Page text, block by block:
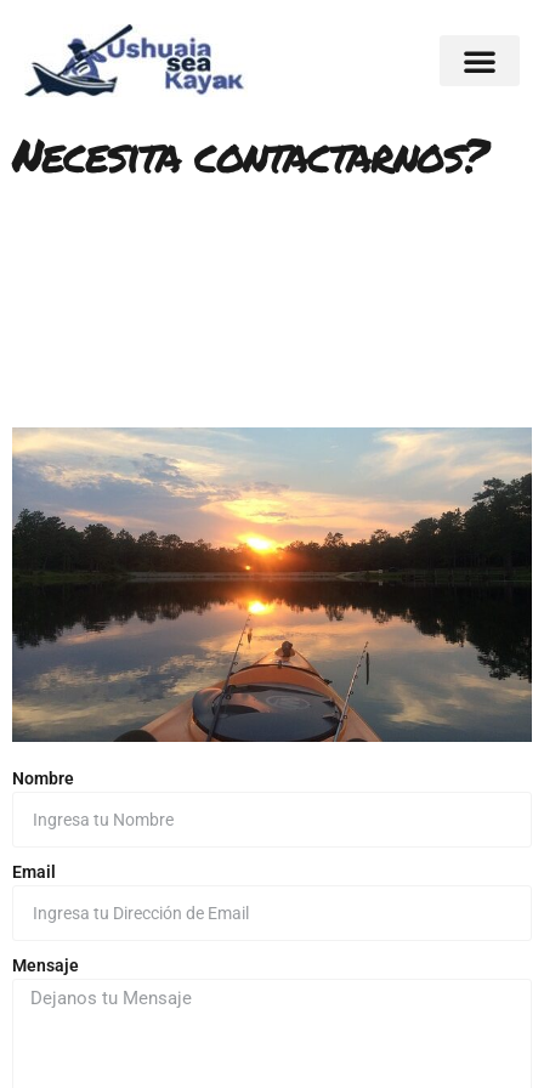
Necesita contactarnos?
Nombre
Email
Mensaje